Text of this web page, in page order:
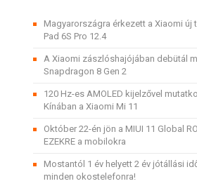
Magyarországra érkezett a Xiaomi új
Pad 6S Pro 12.4
A Xiaomi zászlóshajójában debütál
Snapdragon 8 Gen 2
120 Hz-es AMOLED kijelzővel
Kínában a Xiaomi Mi 11
Október 22-én jön a MIUI 11 Global
EZEKRE a mobilokra
Mostantól 1 év helyett 2 év jótállási
minden okostelefonra!